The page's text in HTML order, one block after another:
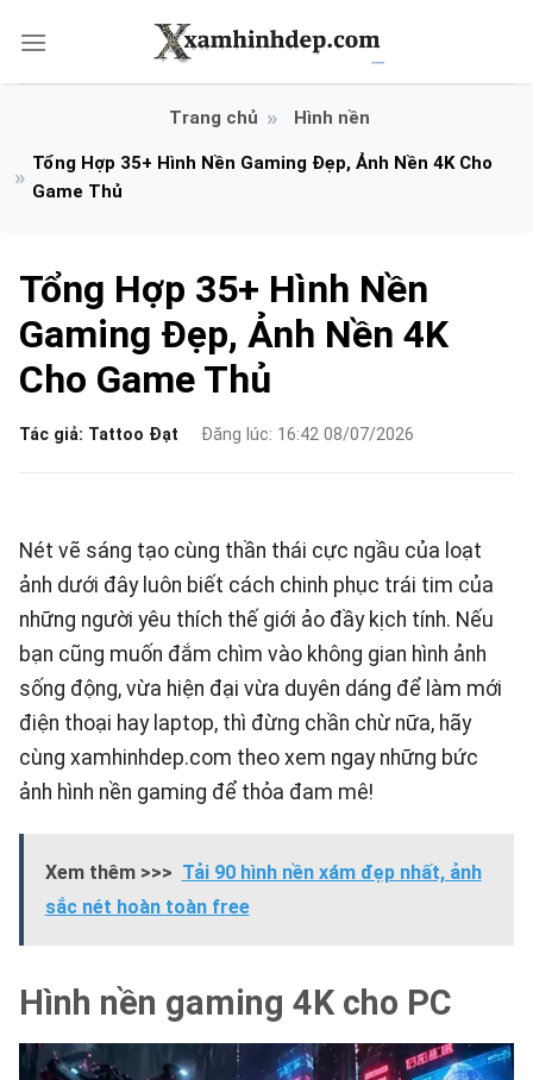
qua
Hình nền
Tổng Hợp 35+ Hình Nền Gaming Đẹp, Ảnh Nền 4K Cho
Game Thủ
Tổng Hợp 35+ Hình Nền
Gaming Đẹp, Ảnh Nền 4K
Cho Game Thủ
Tác giả: Tattoo Đạt Đăng lúc: 16:42 08/07/2026
Nét vẽ sáng tạo cùng thần thái cực ngầu của loạt
ảnh dưới đây luôn biết cách chinh phục trái tim của
những người yêu thích thế giới ảo đầy kịch tính. Nếu
bạn cũng muốn đắm chìm vào không gian hình ảnh
sống động, vừa hiện đại vừa duyên dáng để làm mới
điện thoại hay laptop, thì đừng chần chừ nữa, hãy
cùng xamhinhdep.com theo xem ngay những bức
ảnh hình nền gaming để thỏa đam mê!
Xem thêm >>> Tải 90 hình nền xám đẹp nhất, ảnh
sắc nét hoàn toàn free
Hình nền gaming 4K cho PC